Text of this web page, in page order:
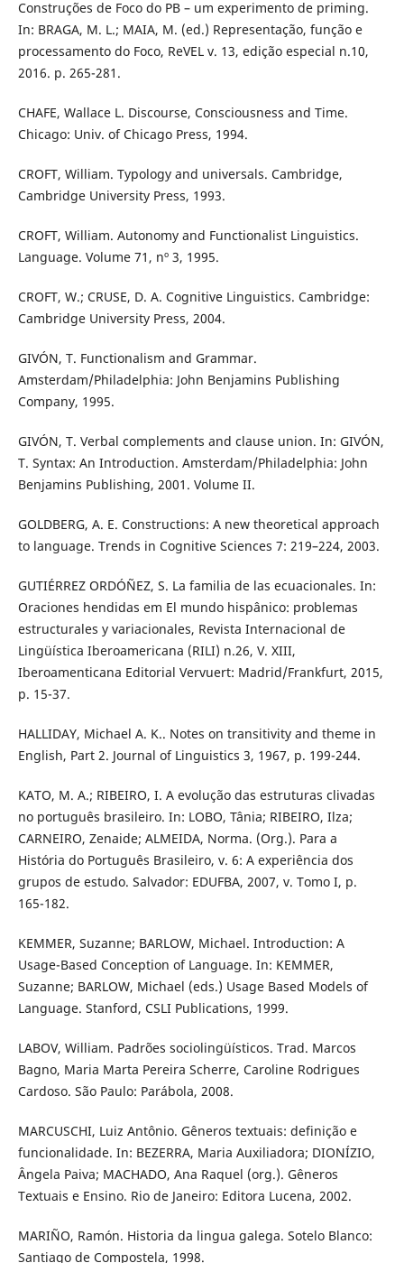
Construções de Foco do PB – um experimento de priming.
In: BRAGA, M. L.; MAIA, M. (ed.) Representação, função e
processamento do Foco, ReVEL v. 13, edição especial n.10,
2016. p. 265-281.
CHAFE, Wallace L. Discourse, Consciousness and Time.
Chicago: Univ. of Chicago Press, 1994.
CROFT, William. Typology and universals. Cambridge,
Cambridge University Press, 1993.
CROFT, William. Autonomy and Functionalist Linguistics.
Language. Volume 71, nº 3, 1995.
CROFT, W.; CRUSE, D. A. Cognitive Linguistics. Cambridge:
Cambridge University Press, 2004.
GIVÓN, T. Functionalism and Grammar.
Amsterdam/Philadelphia: John Benjamins Publishing
Company, 1995.
GIVÓN, T. Verbal complements and clause union. In: GIVÓN,
T. Syntax: An Introduction. Amsterdam/Philadelphia: John
Benjamins Publishing, 2001. Volume II.
GOLDBERG, A. E. Constructions: A new theoretical approach
to language. Trends in Cognitive Sciences 7: 219–224, 2003.
GUTIÉRREZ ORDÓÑEZ, S. La familia de las ecuacionales. In:
Oraciones hendidas em El mundo hispânico: problemas
estructurales y variacionales, Revista Internacional de
Lingüística Iberoamericana (RILI) n.26, V. XIII,
Iberoamenticana Editorial Vervuert: Madrid/Frankfurt, 2015,
p. 15-37.
HALLIDAY, Michael A. K.. Notes on transitivity and theme in
English, Part 2. Journal of Linguistics 3, 1967, p. 199-244.
KATO, M. A.; RIBEIRO, I. A evolução das estruturas clivadas
no português brasileiro. In: LOBO, Tânia; RIBEIRO, Ilza;
CARNEIRO, Zenaide; ALMEIDA, Norma. (Org.). Para a
História do Português Brasileiro, v. 6: A experiência dos
grupos de estudo. Salvador: EDUFBA, 2007, v. Tomo I, p.
165-182.
KEMMER, Suzanne; BARLOW, Michael. Introduction: A
Usage-Based Conception of Language. In: KEMMER,
Suzanne; BARLOW, Michael (eds.) Usage Based Models of
Language. Stanford, CSLI Publications, 1999.
LABOV, William. Padrões sociolingüísticos. Trad. Marcos
Bagno, Maria Marta Pereira Scherre, Caroline Rodrigues
Cardoso. São Paulo: Parábola, 2008.
MARCUSCHI, Luiz Antônio. Gêneros textuais: definição e
funcionalidade. In: BEZERRA, Maria Auxiliadora; DIONÍZIO,
Ângela Paiva; MACHADO, Ana Raquel (org.). Gêneros
Textuais e Ensino. Rio de Janeiro: Editora Lucena, 2002.
MARIÑO, Ramón. Historia da lingua galega. Sotelo Blanco:
Santiago de Compostela, 1998.